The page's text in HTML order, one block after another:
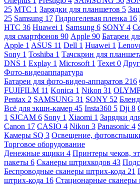
25 МТС 1 Зарядки для планшетов 5
25 Samsung 17 Гидрогелевая пленка 16
HTC 36 Huawei 1 Samsung 6 SONY 4
для смартфонов 90 Apple 90 Батареи
Apple 1 ASUS 11 Dell 1 Huawei 1
Sony 1 Toshiba 1 Тачскрин для
DNS 1 Explay 1 Microsoft 1 Texet 0
Фото-видеоаппаратура
Батареи для фото-видео-аппаратов 216
FUJIFILM 11 Konica 1 Nikon 31
Pentax 2 SAMSUNG 31 SONY 52
Всё для экшн-камер 45 Insta360 5 Dji 8
1 SJCAM 6 Sony 1 Xiaomi 1 Зарядки
Canon 17 CASIO 4 Nikon 3 Panasonic 4
Камеры SQ 3 Освещение,
Торговое оборудование
Денежные ящики 4 Принтеры чеков,
пакеты 6 Сканеры штрихкодов 43
Беспроводные сканеры штрих-кода 21
штрих-кода 16 Стационарные сканеры